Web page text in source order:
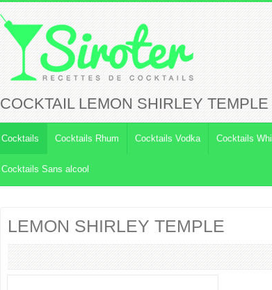
COCKTAIL LEMON SHIRLEY TEMPLE
Cocktails Cocktails Rhum Cocktails Vodka Cocktails
Cocktails Sans alcool
LEMON SHIRLEY TEMPLE